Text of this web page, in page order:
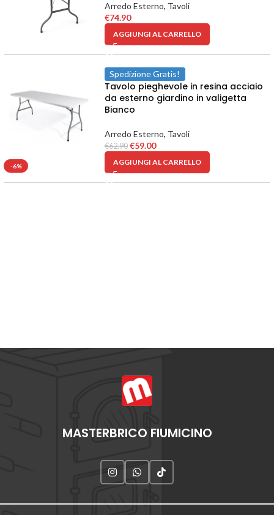
Arredo Esterno, Tavoli
€74.90
AGGIUNGI AL CARRELLO
-6%
Spedizione Gratis!
Tavolo pieghevole in resina acciaio
da esterno giardino in valigetta
Bianco
Arredo Esterno, Tavoli
€62.90 €59.00
AGGIUNGI AL CARRELLO
MASTERBRICO FIUMICINO